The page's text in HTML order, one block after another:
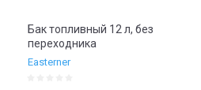
Бак топливный 12 л, без
переходника
Easterner